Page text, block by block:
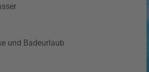
und Badeurlaub